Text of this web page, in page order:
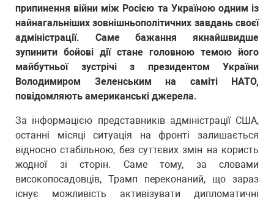
припинення війни між Росією та Україною одним із
найнагальніших зовнішньополітичних завдань своєї
адміністрації. Саме бажання якнайшвидше
зупинити бойові дії стане головною темою його
майбутньої зустрічі з президентом України
Володимиром Зеленським на саміті НАТО,
повідомляють американські джерела.
За інформацією представників адміністрації США,
останні місяці ситуація на фронті залишається
відносно стабільною, без суттєвих змін на користь
жодної зі сторін. Саме тому, за словами
високопосадовців, Трамп переконаний, що зараз
існує можливість активізувати дипломатичні